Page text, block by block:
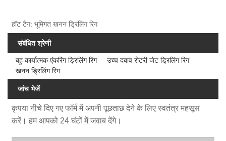
हॉट टैग: भूमिगत खनन ड्रिलिंग रिग
संबंधित श्रेणी
बहु कार्यात्मक एंकरिंग ड्रिलिंग रिग
उच्च दबाव रोटरी जेट ड्रिलिंग रिग
खनन ड्रिलिंग रिग
जांच भेजें
कृपया नीचे दिए गए फॉर्म में अपनी पूछताछ देने के लिए स्वतंत्र महसूस
करें। हम आपको 24 घंटों में जवाब देंगे।